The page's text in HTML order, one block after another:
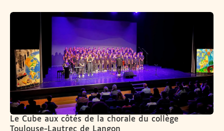
Le Cube aux côtés de la chorale du collège
Toulouse-Lautrec de Langon